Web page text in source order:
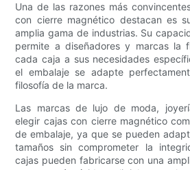
Una de las razones más
con cierre magnético destacan es
amplia gama de industrias. Su
permite a diseñadores y marcas la
cada caja a sus necesidades
el embalaje se adapte
filosofía de la marca.
Las marcas de lujo de moda,
elegir cajas con cierre magnético
de embalaje, ya que se pueden
tamaños sin comprometer la
cajas pueden fabricarse con una